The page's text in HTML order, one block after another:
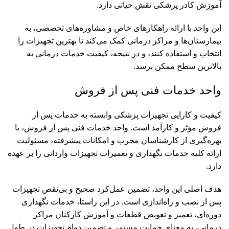
آموزش کادر پزشکی نقش حیاتی دارد.
این واحد با ارائه راهکارهای خاص و مشاوره‌های تخصصی، به
بیمارستان‌ها و مراکز درمانی کمک می‌کند تا بهترین تجهیزات را
انتخاب و استفاده کنند، و در نتیجه، کیفیت خدمات درمانی به
بالاترین سطح ممکن برسد.
واحد خدمات فنی پس از فروش
کیفیت و کارایی تجهیزات پزشکی وابسته به خدمات پس از
فروش مؤثر و کارآمد است. واحد خدمات فنی پس از فروش، با
بهره‌گیری از کارشناسان مجرب و امکانات پیشرفته، مسئولیت
ارائه کلیه خدمات نگهداری و تعمیرات تجهیزات وارداتی را بر عهده
دارد.
هدف اصلی این واحد، تضمین عمل‌کرد صحیح و بی‌نقص تجهیزات
پس از نصب و راه‌اندازی است. در این راستا، خدمات نگهداری
دوره‌ای، تعمیر و تعویض قطعات و آموزش کارکنان مراکز
درمانی، به معنای حمایت مستمر و تضمین دوام تجهیزات در طول